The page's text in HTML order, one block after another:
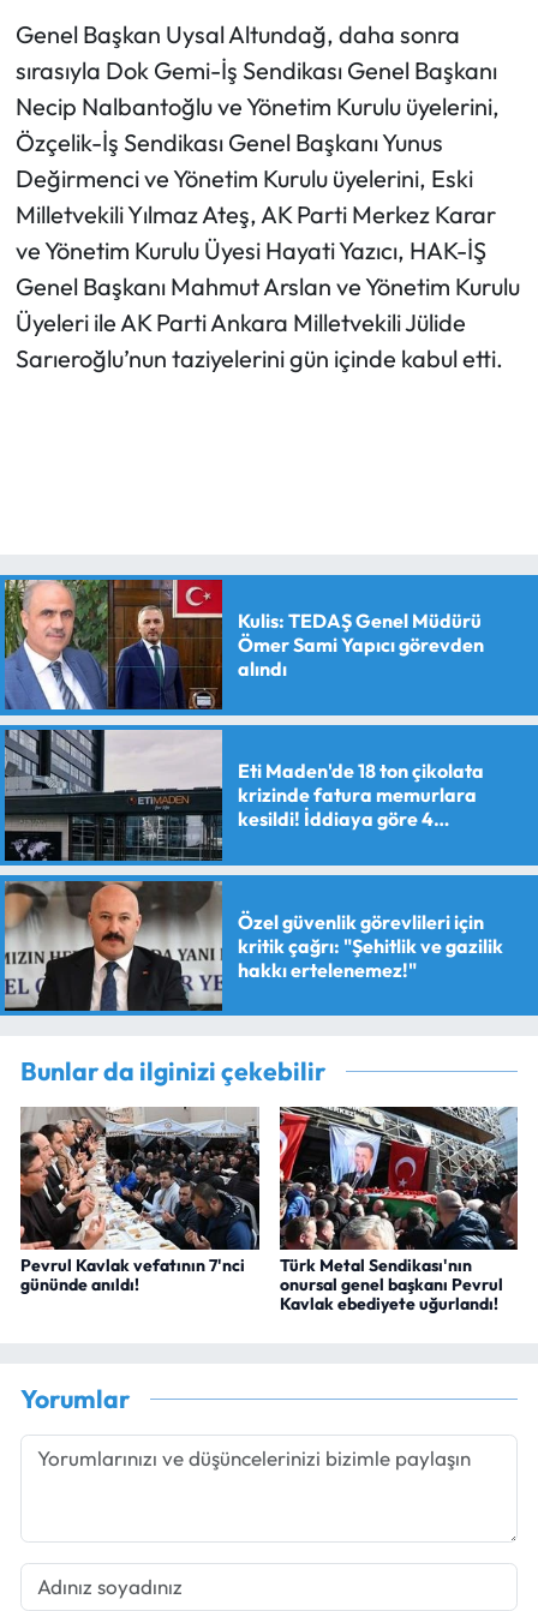
Genel Başkan Uysal Altundağ, daha sonra
sırasıyla Dok Gemi-İş Sendikası Genel Başkanı
Necip Nalbantoğlu ve Yönetim Kurulu üyelerini,
Özçelik-İş Sendikası Genel Başkanı Yunus
Değirmenci ve Yönetim Kurulu üyelerini, Eski
Milletvekili Yılmaz Ateş, AK Parti Merkez Karar
ve Yönetim Kurulu Üyesi Hayati Yazıcı, HAK-İŞ
Genel Başkanı Mahmut Arslan ve Yönetim Kurulu
Üyeleri ile AK Parti Ankara Milletvekili Jülide
Sarıeroğlu’nun taziyelerini gün içinde kabul etti.
Kulis: TEDAŞ Genel Müdürü
Ömer Sami Yapıcı görevden
alındı
Eti Maden'de 18 ton çikolata
krizinde fatura memurlara
kesildi! İddiaya göre 4
verildi
Özel güvenlik görevlileri için
kritik çağrı: "Şehitlik ve gazilik
hakkı ertelenemez!"
Bunlar da ilginizi çekebilir
Pevrul Kavlak vefatının 7'nci
gününde anıldı!
Türk Metal Sendikası'nın
onursal genel başkanı Pevrul
Kavlak ebediyete uğurlandı!
Yorumlar